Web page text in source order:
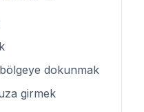
dokunmak
girmek